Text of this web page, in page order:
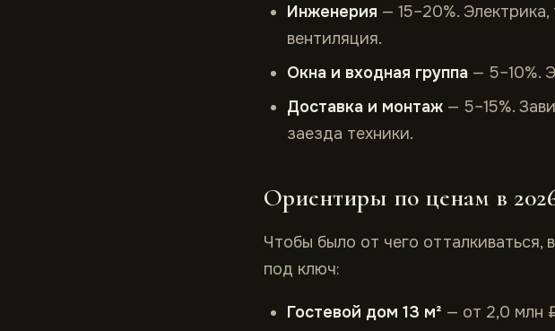
Инженерия — 15–20%.
вентиляция.
Окна и входная группа — 5–10%.
Доставка и монтаж — 5–15%.
заезда техники.
Ориентиры по ценам в
Чтобы было от чего
под ключ:
Гостевой дом 13 м² — от 2,0 млн